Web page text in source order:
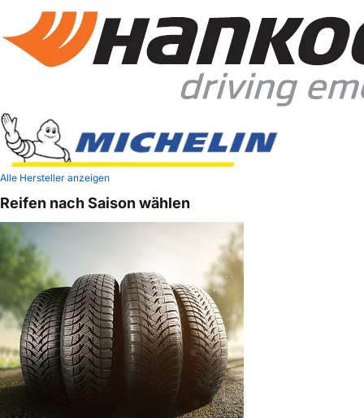
Alle Hersteller anzeigen
Reifen nach Saison wählen